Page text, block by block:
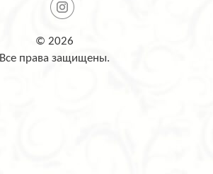
© 2026
Все права защищены.